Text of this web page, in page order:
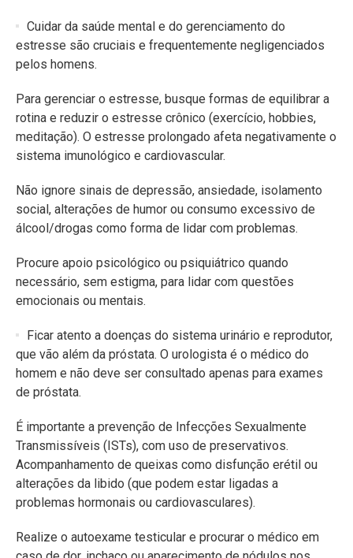
Cuidar da saúde mental e do gerenciamento do
estresse são cruciais e frequentemente negligenciados
pelos homens.
Para gerenciar o estresse, busque formas de equilibrar a
rotina e reduzir o estresse crônico (exercício, hobbies,
meditação). O estresse prolongado afeta negativamente o
sistema imunológico e cardiovascular.
Não ignore sinais de depressão, ansiedade, isolamento
social, alterações de humor ou consumo excessivo de
álcool/drogas como forma de lidar com problemas.
Procure apoio psicológico ou psiquiátrico quando
necessário, sem estigma, para lidar com questões
emocionais ou mentais.
Ficar atento a doenças do sistema urinário e reprodutor,
que vão além da próstata. O urologista é o médico do
homem e não deve ser consultado apenas para exames
de próstata.
É importante a prevenção de Infecções Sexualmente
Transmissíveis (ISTs), com uso de preservativos.
Acompanhamento de queixas como disfunção erétil ou
alterações da libido (que podem estar ligadas a
problemas hormonais ou cardiovasculares).
Realize o autoexame testicular e procurar o médico em